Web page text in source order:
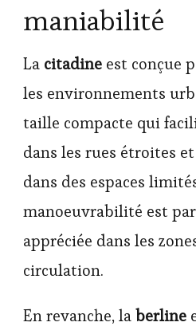
maniabilité
La citadine est conçue
les environnements
taille compacte qui
dans les rues étroites
dans des espaces
manoeuvrabilité est
appréciée dans les
circulation.
En revanche, laberline